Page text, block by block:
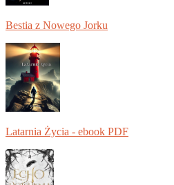
Bestia z Nowego Jorku
Latarnia Życia - ebook PDF